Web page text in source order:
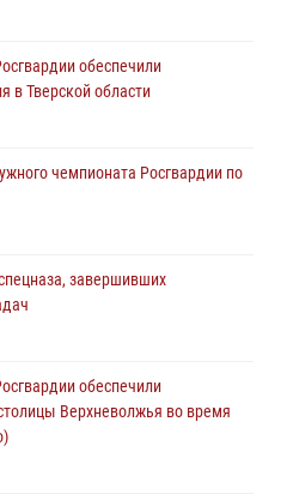
совершили 250 выездов и
в Тверской области
чемпионата Росгвардии по
на дороге в городе Кашин
обеспечили
в Тверской области
чемпионата Росгвардии по
завершивших
обеспечили
Верхневолжья во время